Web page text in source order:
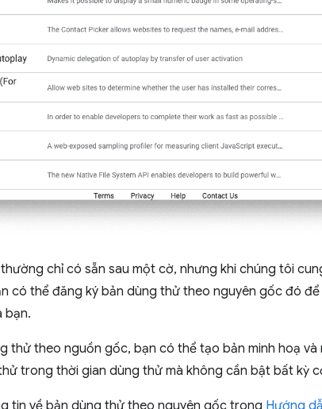
chỉ có sẵn sau một cờ, nhưng khi chúng tôi
có thể đăng ký bản dùng thử theo nguyên gốc đó
bạn.
thử theo nguồn gốc, bạn có thể tạo bản minh hoạ
trong thời gian dùng thử mà không cần bật bất kỳ